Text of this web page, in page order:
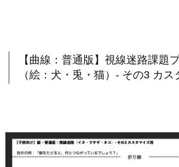
【曲線：普通版】視線迷路課題
（絵：犬・兎・猫）- その3 カス